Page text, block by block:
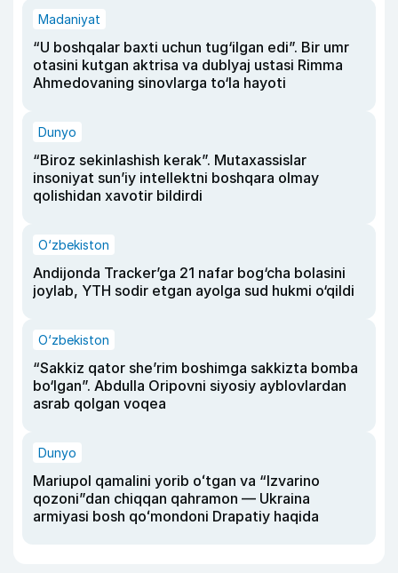
Madaniyat
“U boshqalar baxti uchun tug‘ilgan edi”. Bir umr
otasini kutgan aktrisa va dublyaj ustasi Rimma
Ahmedovaning sinovlarga to‘la hayoti
Dunyo
“Biroz sekinlashish kerak”. Mutaxassislar
insoniyat sun’iy intellektni boshqara olmay
qolishidan xavotir bildirdi
O‘zbekiston
Andijonda Tracker’ga 21 nafar bog‘cha bolasini
joylab, YTH sodir etgan ayolga sud hukmi o‘qildi
O‘zbekiston
“Sakkiz qator she’rim boshimga sakkizta bomba
bo‘lgan”. Abdulla Oripovni siyosiy ayblovlardan
asrab qolgan voqea
Dunyo
Mariupol qamalini yorib oʻtgan va “Izvarino
qozoni”dan chiqqan qahramon — Ukraina
armiyasi bosh qoʻmondoni Drapatiy haqida